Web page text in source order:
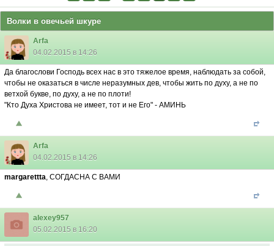
Волки в овечьей шкуре
Arfa
04.02.2015 в 14:26
Да благослови Господь всех нас в это тяжелое время, наблюдать за собой,
чтобы не оказаться в числе неразумных дев, чтобы жить по духу, а не по
ветхой букве, по духу, а не по плоти!
"Кто Духа Христова не имеет, тот и не Его" - АМИНЬ
Arfa
04.02.2015 в 14:26
margarettta, СОГДАСНА С ВАМИ
alexey957
05.02.2015 в 16:20